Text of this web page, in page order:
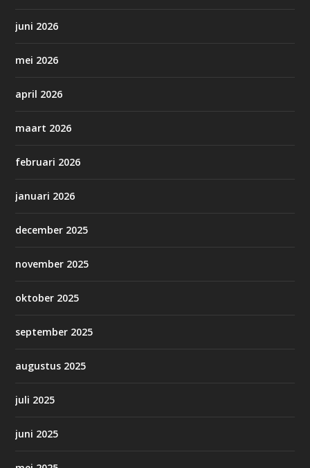
juni 2026
mei 2026
april 2026
maart 2026
februari 2026
januari 2026
december 2025
november 2025
oktober 2025
september 2025
augustus 2025
juli 2025
juni 2025